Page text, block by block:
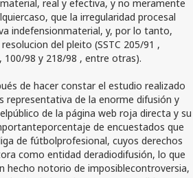
que la irregularidad procesal
indefensionmaterial, y, por lo tanto,
del pleito (SSTC 205/91 ,
100/98 y 218/98 , entre otras).
de hacer constar el estudio realizado
representativa de la enorme difusión y
de la página web roja directa y su
de encuestados que
de fútbolprofesional, cuyos derechos
como entidad deradiodifusión, lo que
hecho notorio de imposiblecontroversia,